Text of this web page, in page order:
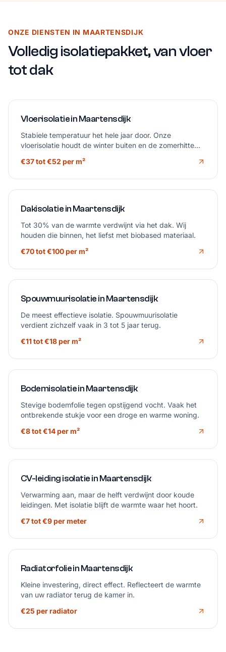
ONZE DIENSTEN IN MAARTENSDIJK
Volledig isolatiepakket, van vloer
tot dak
Vloerisolatie in Maartensdijk
Stabiele temperatuur het hele jaar door. Onze
vloerisolatie houdt de winter buiten en de zomerhitte
€37 tot €52 per m²
Dakisolatie in Maartensdijk
Tot 30% van de warmte verdwijnt via het dak. Wij
houden die binnen, het liefst met biobased materiaal.
€70 tot €100 per m²
Spouwmuurisolatie in Maartensdijk
De meest effectieve isolatie. Spouwmuurisolatie
verdient zichzelf vaak in 3 tot 5 jaar terug.
€11 tot €18 per m²
Bodemisolatie in Maartensdijk
Stevige bodemfolie tegen opstijgend vocht. Vaak het
ontbrekende stukje voor een droge en warme woning.
€8 tot €14 per m²
CV-leiding isolatie in Maartensdijk
Verwarming aan, maar de helft verdwijnt door koude
leidingen. Met isolatie blijft de warmte waar het hoort.
€7 tot €9 per meter
Radiatorfolie in Maartensdijk
Kleine investering, direct effect. Reflecteert de warmte
van uw radiator terug de kamer in.
€25 per radiator